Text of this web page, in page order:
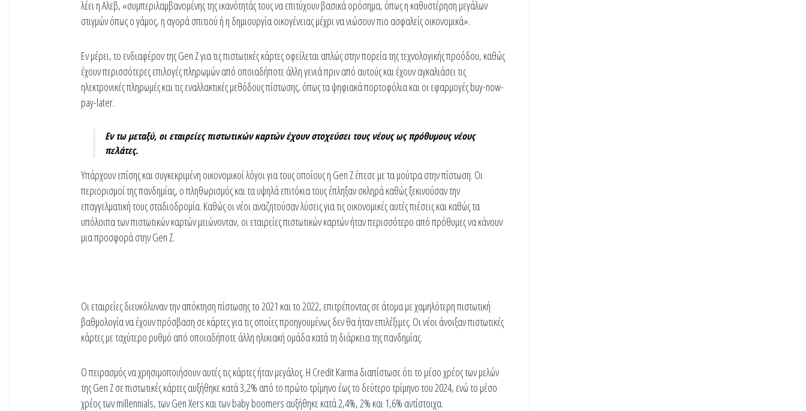
λέει η Αλεβ, «συμπεριλαμβανομένης της ικανότητάς τους να επιτύχουν βασικά ορόσημα, όπως η καθυστέρηση μεγάλων
στιγμών όπως ο γάμος, η αγορά σπιτιού ή η δημιουργία οικογένειας μέχρι να νιώσουν πιο ασφαλείς οικονομικά».
Εν μέρει, το ενδιαφέρον της Gen Z για τις πιστωτικές κάρτες οφείλεται απλώς στην πορεία της τεχνολογικής προόδου, καθώς
έχουν περισσότερες επιλογές πληρωμών από οποιαδήποτε άλλη γενιά πριν από αυτούς και έχουν αγκαλιάσει τις
ηλεκτρονικές πληρωμές και τις εναλλακτικές μεθόδους πίστωσης, όπως τα ψηφιακά πορτοφόλια και οι εφαρμογές buy-now-
pay-later.
Εν τω μεταξύ, οι εταιρείες πιστωτικών καρτών έχουν στοχεύσει τους νέους ως πρόθυμους νέους
πελάτες.
Υπάρχουν επίσης και συγκεκριμένη οικονομικοί λόγοι για τους οποίους η Gen Z έπεσε με τα μούτρα στην πίστωση. Οι
περιορισμοί της πανδημίας, ο πληθωρισμός και τα υψηλά επιτόκια τους έπληξαν σκληρά καθώς ξεκινούσαν την
επαγγελματική τους σταδιοδρομία. Καθώς οι νέοι αναζητούσαν λύσεις για τις οικονομικές αυτές πιέσεις και καθώς τα
υπόλοιπα των πιστωτικών καρτών μειώνονταν, οι εταιρείες πιστωτικών καρτών ήταν περισσότερο από πρόθυμες να κάνουν
μια προσφορά στην Gen Z.
Οι εταιρείες διευκόλυναν την απόκτηση πίστωσης το 2021 και το 2022, επιτρέποντας σε άτομα με χαμηλότερη πιστωτική
βαθμολογία να έχουν πρόσβαση σε κάρτες για τις οποίες προηγουμένως δεν θα ήταν επιλέξιμες. Οι νέοι άνοιξαν πιστωτικές
κάρτες με ταχύτερο ρυθμό από οποιαδήποτε άλλη ηλικιακή ομάδα κατά τη διάρκεια της πανδημίας.
Ο πειρασμός να χρησιμοποιήσουν αυτές τις κάρτες ήταν μεγάλος. Η Credit Karma διαπίστωσε ότι το μέσο χρέος των μελών
της Gen Z σε πιστωτικές κάρτες αυξήθηκε κατά 3,2% από το πρώτο τρίμηνο έως το δεύτερο τρίμηνο του 2024, ενώ το μέσο
χρέος των millennials, των Gen Xers και των baby boomers αυξήθηκε κατά 2,4%, 2% και 1,6% αντίστοιχα.